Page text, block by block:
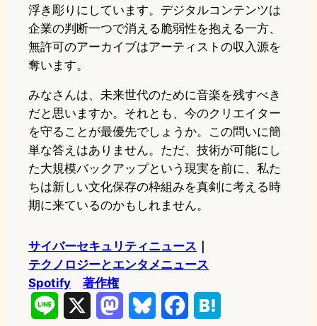
浮き彫りにしています。デジタルコンテンツは
企業の判断一つで消える脆弱性を抱える一方、
無許可のアーカイブはアーティストの収入源を
奪います。
みなさんは、未来世代のために音楽を残すべき
だと思いますか。それとも、今のクリエイター
を守ることが最優先でしょうか。この問いに簡
単な答えはありません。ただ、技術が可能にし
た大規模バックアップという現実を前に、私た
ちは新しい文化保存の枠組みを真剣に考える時
期に来ているのかもしれません。
サイバーセキュリティニュース
テクノロジーとエンタメニュース
Spotify
著作権